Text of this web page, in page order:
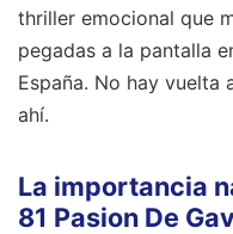
thriller emocional que
pegadas a la pantalla
España. No hay vuelta
ahí.
La importancia
81 Pasion De